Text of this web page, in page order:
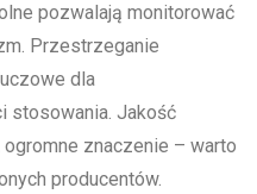
pozwalają monitorować
Przestrzeganie
dla
stosowania. Jakość
znaczenie – warto
producentów.